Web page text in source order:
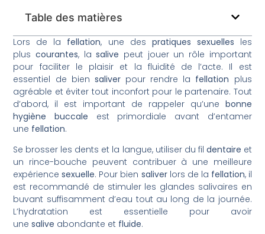
Table des matières
Lors de la fellation, une des pratiques sexuelles les
pluscourantes, lasalive peut jouer un rôle important
pour faciliter le plaisir et la fluidité de l’acte. Il est
essentiel de bien saliverpour rendre la fellation plus
agréable et éviter tout inconfort pour le partenaire. Tout
d’abord, il est important de rappeler qu’une bonne
hygiène
buccale est primordiale avant d’entamer
une fellation.
Se brosser les dents et la langue, utiliser du fil dentaire et
un rince-bouche peuvent contribuer à une meilleure
expériencesexuelle. Pour bien saliverlors de la fellation, il
est recommandé de stimuler les glandes salivaires en
buvant suffisamment d’eau tout au long de la journée.
L’hydratation est essentielle pour avoir
unesalive abondante et fluide.